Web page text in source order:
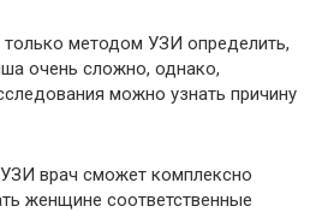
только методом УЗИ определить,
очень сложно, однако,
можно узнать причину
врач сможет комплексно
женщине соответственные